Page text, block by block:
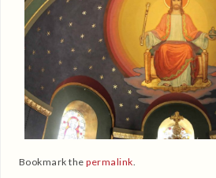
Bookmark thepermalink